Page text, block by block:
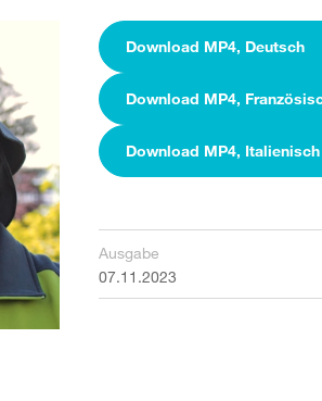
Download MP4, Deutsch
Download MP4,
Download MP4, Italienisch
Ausgabe
07.11.2023